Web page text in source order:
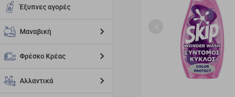
Έξυπνες αγορές
Μαναβική
Φρέσκο Κρέας
Αλλαντικά